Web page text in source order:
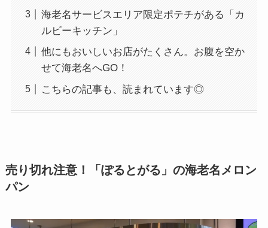
海老名サービスエリア限定ポテチがある「カ
ルビーキッチン」
他にもおいしいお店がたくさん。お腹を空か
せて海老名へGO！
こちらの記事も、読まれています◎
売り切れ注意！「ぽるとがる」の海老名メロン
パン